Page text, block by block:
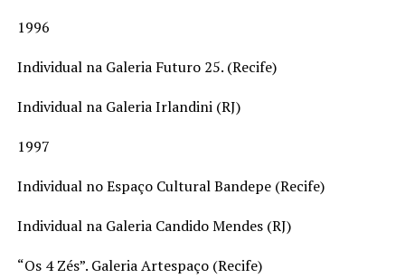
1996
Individual na Galeria Futuro 25. (Recife)
Individual na Galeria Irlandini (RJ)
1997
Individual no Espaço Cultural Bandepe (Recife)
Individual na Galeria Candido Mendes (RJ)
“Os 4 Zés”. Galeria Artespaço (Recife)